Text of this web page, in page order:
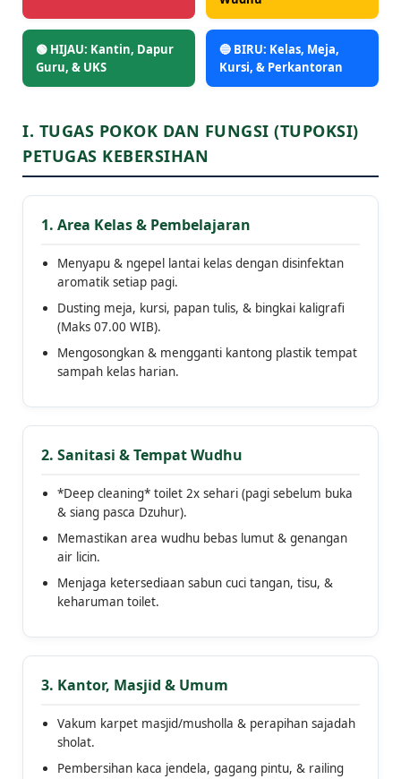
🟢 HIJAU: Kantin, Dapur
Guru, & UKS
🔵 BIRU: Kelas, Meja,
Kursi, & Perkantoran
I. TUGAS POKOK DAN FUNGSI (TUPOKSI)
PETUGAS KEBERSIHAN
1. Area Kelas & Pembelajaran
Menyapu & ngepel lantai kelas dengan disinfektan
aromatik setiap pagi.
Dusting meja, kursi, papan tulis, & bingkai kaligrafi
(Maks 07.00 WIB).
Mengosongkan & mengganti kantong plastik tempat
sampah kelas harian.
2. Sanitasi & Tempat Wudhu
*Deep cleaning* toilet 2x sehari (pagi sebelum buka
& siang pasca Dzuhur).
Memastikan area wudhu bebas lumut & genangan
air licin.
Menjaga ketersediaan sabun cuci tangan, tisu, &
keharuman toilet.
3. Kantor, Masjid & Umum
Vakum karpet masjid/musholla & perapihan sajadah
sholat.
Pembersihan kaca jendela, gagang pintu, & railing